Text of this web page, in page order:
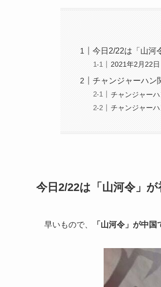
今日2/22は「山河
2021年2月22
チャンジャーハン
チャンジャー
チャンジャー
今日2/22は「山河令」
早いもので、 「山河令」が中